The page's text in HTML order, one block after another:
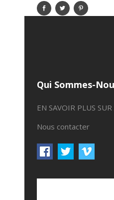
Qui Sommes-
EN SAVOIR PLUS
Nous contacter